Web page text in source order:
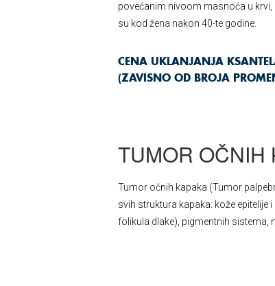
povećanim nivoom masnoća u krvi,
su kod žena nakon 40-te godine.
CENA UKLANJANJA
(ZAVISNO OD BROJA
TUMOR OČNIH
Tumor očnih kapaka (Tumor
svih struktura kapaka: kože epitelije
folikula dlake), pigmentnih sistema,